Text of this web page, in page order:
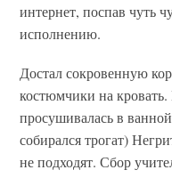
интернет, поспав чуть
исполнению.
Достал сокровенную
костюмчики на
просушивалась в
собирался трогат)
не подходят. Сбор